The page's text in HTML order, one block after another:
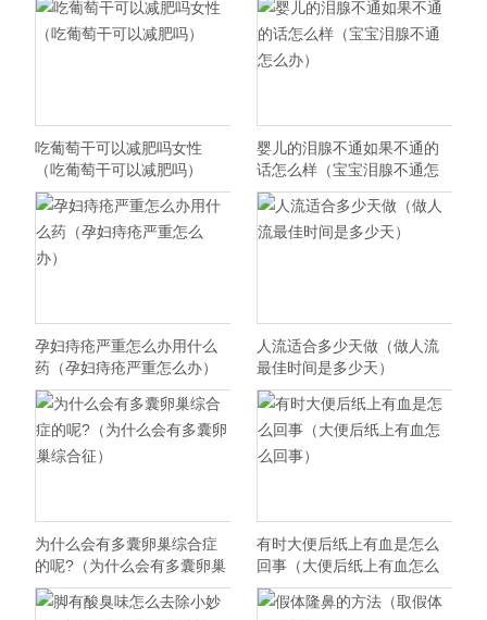
吃葡萄干可以减肥吗女性
（吃葡萄干可以减肥吗）
婴儿的泪腺不通如果不通的
话怎么样（宝宝泪腺不通怎
么办）
孕妇痔疮严重怎么办用什么
药（孕妇痔疮严重怎么办）
人流适合多少天做（做人流
最佳时间是多少天）
为什么会有多囊卵巢综合症
的呢?（为什么会有多囊卵巢
综合征）
有时大便后纸上有血是怎么
回事（大便后纸上有血怎么
回事）